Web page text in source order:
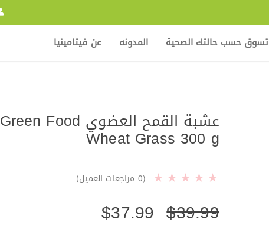
تسوق حسب حالتك الصحية المدونه عن فيتامينيا
عشبة القمح العضوي Green Food
Wheat Grass 300 g
(
0 مراجعات العميل)
$39.99
$37.99